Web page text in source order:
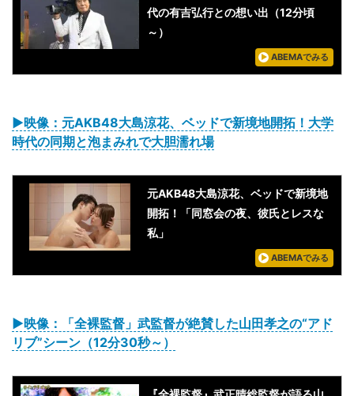
代の有吉弘行との想い出（12分頃
～）
ABEMAでみる
▶映像：元AKB48大島涼花、ベッドで新境地開拓！大学
時代の同期と泡まみれで大胆濡れ場
元AKB48大島涼花、ベッドで新境地
開拓！「同窓会の夜、彼氏とレスな
私」
ABEMAでみる
▶映像：「全裸監督」武監督が絶賛した山田孝之の“アド
リブ”シーン（12分30秒～）